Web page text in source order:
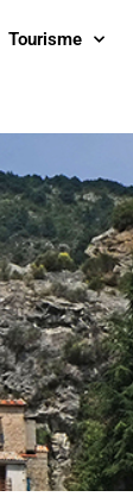
Tourisme